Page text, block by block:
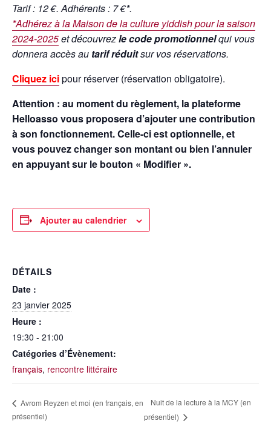
Tarif : 12 €. Adhérents : 7 €*.
*Adhérez à la Maison de la culture yiddish pour la saison
2024-2025et découvrezle code promotionnelqui vous
donnera accès au tarif réduitsur vos réservations.
Cliquez icipour réserver (réservation obligatoire).
Attention : au moment du règlement, la plateforme
Helloasso vous proposera d’ajouter une contribution
à son fonctionnement. Celle-ci est optionnelle, et
vous pouvez changer son montant ou bien l’annuler
en appuyant sur le bouton « Modifier ».
Ajouter au calendrier
DÉTAILS
Date :
23 janvier 2025
Heure :
19:30 - 21:00
Catégories d’Évènement:
français, rencontre littéraire
Avrom Reyzen et moi (en français, en
présentiel)
Nuit de la lecture à la MCY (en
présentiel)